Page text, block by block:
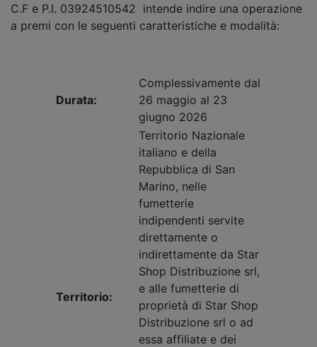
C.F e P.I. 03924510542 intende indire una operazione
a premi con le seguenti caratteristiche e modalità:
Durata:
Complessivamente dal
26 maggio al 23
giugno 2026
Territorio:
Territorio Nazionale
italiano e della
Repubblica di San
Marino, nelle
fumetterie
indipendenti servite
direttamente o
indirettamente da Star
Shop Distribuzione srl,
e alle fumetterie di
proprietà di Star Shop
Distribuzione srl o ad
essa affiliate e dei